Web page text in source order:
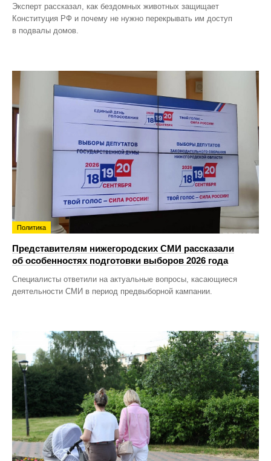
Эксперт рассказал, как бездомных животных защищает
Конституция РФ и почему не нужно перекрывать им доступ
в подвалы домов.
Политика
Представителям нижегородских СМИ рассказали
об особенностях подготовки выборов 2026 года
Специалисты ответили на актуальные вопросы, касающиеся
деятельности СМИ в период предвыборной кампании.